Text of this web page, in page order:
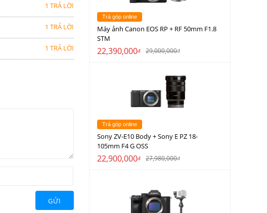
1 TRẢ LỜI
1 TRẢ LỜI
1 TRẢ LỜI
GỬI
Trả góp online
Máy ảnh Canon EOS RP + RF 50mm F1.8
STM
22,390,000đ 29,000,000đ
Trả góp online
Sony ZV-E10 Body + Sony E PZ 18-
105mm F4 G OSS
22,900,000đ 27,980,000đ